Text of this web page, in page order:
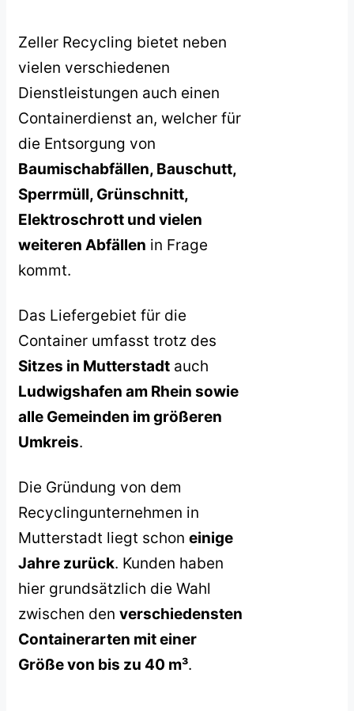
Zeller Recycling bietet neben
vielen verschiedenen
Dienstleistungen auch einen
Containerdienst an, welcher für
die Entsorgung von
Baumischabfällen, Bauschutt,
Sperrmüll, Grünschnitt,
Elektroschrott und vielen
weiteren Abfällen in Frage
kommt.
Das Liefergebiet für die
Container umfasst trotz des
Sitzes in Mutterstadt auch
Ludwigshafen am Rhein sowie
alle Gemeinden im größeren
Umkreis.
Die Gründung von dem
Recyclingunternehmen in
Mutterstadt liegt schon einige
Jahre zurück. Kunden haben
hier grundsätzlich die Wahl
zwischen den verschiedensten
Containerarten mit einer
Größe von bis zu 40 m³.